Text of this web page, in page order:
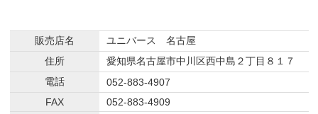
販売店名
ユニバース 名古屋
住所
愛知県名古屋市中川区西中島２丁目８１７
電話
052-883-4907
FAX
052-883-4909